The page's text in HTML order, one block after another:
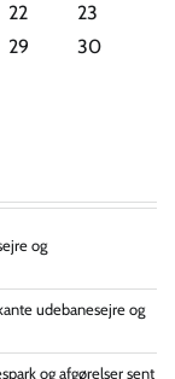
22
23
29
30
og
udebanesejre og
og afgørelser sent